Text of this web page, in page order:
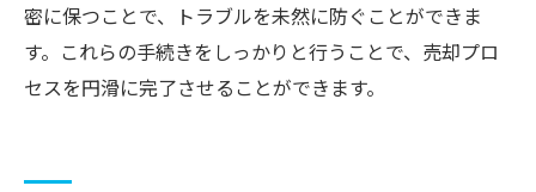
密に保つことで、トラブルを未然に防ぐことができま
す。これらの手続きをしっかりと行うことで、売却プロ
セスを円滑に完了させることができます。